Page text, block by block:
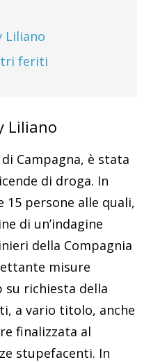
Liliano
feriti
Liliano
Campagna, è stata
di droga. In
15 persone alle quali,
di un’indagine
della Compagnia
misure
su richiesta della
a vario titolo, anche
finalizzata al
stupefacenti. In